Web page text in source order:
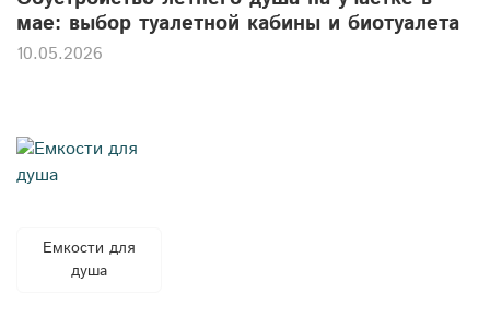
Емкости для
душа
мае: выбор туалетной кабины и биотуалета
10.05.2026